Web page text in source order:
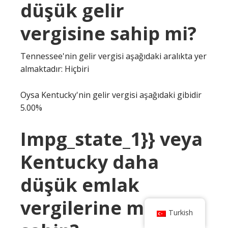
düşük gelir
vergisine sahip mi?
Tennessee'nin gelir vergisi aşağıdaki aralıkta yer
almaktadır: Hiçbiri
Oysa Kentucky'nin gelir vergisi aşağıdaki gibidir
5.00%
Impg_state_1}} veya
Kentucky daha
düşük emlak
vergilerine mi
Turkish